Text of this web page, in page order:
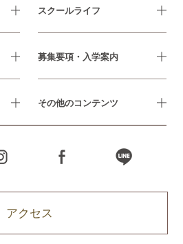
スクールライフ
募集要項・入学案内
その他のコンテンツ
アクセス